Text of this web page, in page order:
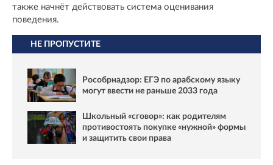
также начнёт действовать система оценивания
поведения.
НЕ ПРОПУСТИТЕ
Рособрнадзор: ЕГЭ по арабскому языку
могут ввести не раньше 2033 года
Школьный «сговор»: как родителям
противостоять покупке «нужной» формы
и защитить свои права